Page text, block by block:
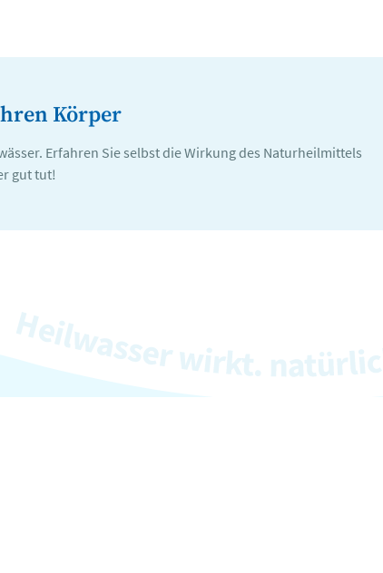
Körper
Erfahren Sie selbst die Wirkung des Naturheilmittels
gut tut!